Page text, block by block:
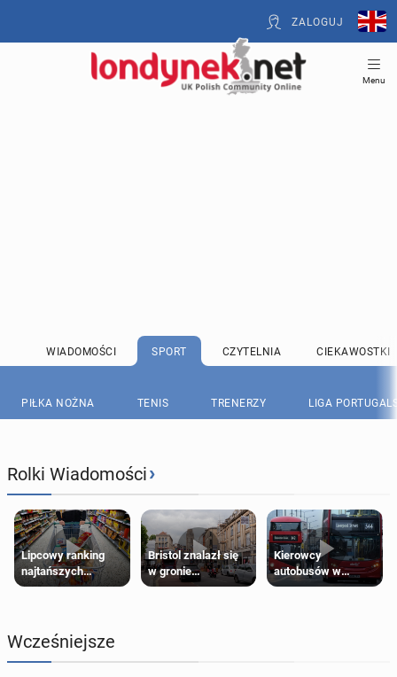
ZALOGUJ
Menu
WIADOMOŚCI SPORT CZYTELNIA CIEKAWOSTKI
PIŁKA NOŻNA TENIS TRENERZY LIGA
Rolki Wiadomości›
Lipcowy ranking
najtańszych
supermarketów
Bristol znalazł się
w gronie
najlepszych
Kierowcy
autobusów w
Londynie
Wcześniejsze